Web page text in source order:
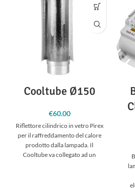
Cooltube Ø150
€60.00
Riflettore cilindrico in vetro Pirex
per il raffreddamento del calore
prodotto dalla lampada. Il
Cooltube va collegato ad un